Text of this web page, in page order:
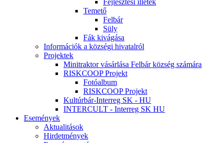
Fejlesztési illeték
Temető
Felbár
Süly
Fák kivágása
Információk a községi hivatalról
Projektek
Minitraktor vásárlása Felbár község számára
RISKCOOP Projekt
Fotóalbum
RISKCOOP Projekt
Kultúrbár-Interreg SK - HU
INTERCULT - Interreg SK HU
Események
Aktualitások
Hirdetmények